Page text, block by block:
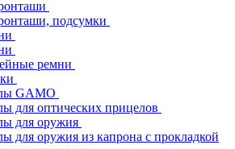
подсумки
ремни
GAMO
для оптических прицелов
для оружия
для оружия из капрона с прокладкой